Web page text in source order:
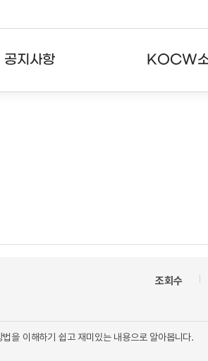
공지사항 KOCW
조회수
을 이해하기 쉽고 재미있는 내용으로 알아봅니다.